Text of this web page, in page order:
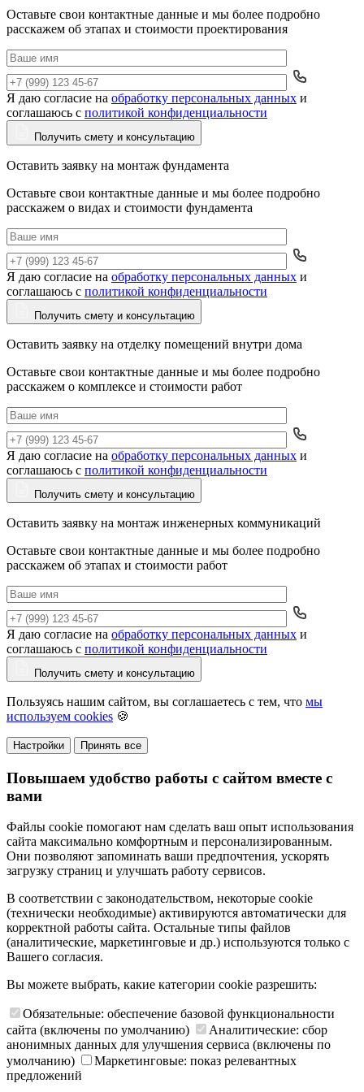
Оставьте свои контактные данные и мы более подробно
расскажем об этапах и стоимости проектирования
Да
Я даю согласие на обработку персональных данных и
соглашаюсь с политикой конфиденциальности
Получить смету и консультацию
Оставить заявку на монтаж фундамента
Оставьте свои контактные данные и мы более подробно
расскажем о видах и стоимости фундамента
Да
Я даю согласие на обработку персональных данных и
соглашаюсь с политикой конфиденциальности
Получить смету и консультацию
Оставить заявку на отделку помещений внутри дома
Оставьте свои контактные данные и мы более подробно
расскажем о комплексе и стоимости работ
Да
Я даю согласие на обработку персональных данных и
соглашаюсь с политикой конфиденциальности
Получить смету и консультацию
Оставить заявку на монтаж инженерных коммуникаций
Оставьте свои контактные данные и мы более подробно
расскажем об этапах и стоимости работ
Да
Я даю согласие на обработку персональных данных и
соглашаюсь с политикой конфиденциальности
Получить смету и консультацию
Пользуясь нашим сайтом, вы соглашаетесь с тем, что мы
используем cookies 🍪
Настройки Принять все
Повышаем удобство работы с сайтом вместе с
вами
Файлы cookie помогают нам сделать ваш опыт использования
сайта максимально комфортным и персонализированным.
Они позволяют запоминать ваши предпочтения, ускорять
загрузку страниц и улучшать работу сервисов.
В соответствии с законодательством, некоторые cookie
(технически необходимые) активируются автоматически для
корректной работы сайта. Остальные типы файлов
(аналитические, маркетинговые и др.) используются только с
Вашего согласия.
Вы можете выбрать, какие категории cookie разрешить:
Обязательные: обеспечение базовой функциональности
сайта (включены по умолчанию)
Аналитические: сбор
анонимных данных для улучшения сервиса (включены по
умолчанию)
Маркетинговые: показ релевантных
предложений